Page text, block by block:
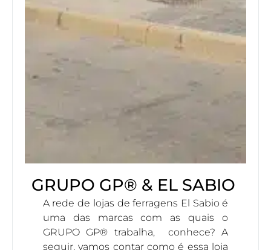
GRUPO GP® & EL SABIO
A rede de lojas de ferragens El Sabio é
uma das marcas com as quais o
GRUPO GP® trabalha, conhece? A
seguir, vamos contar como é essa loja